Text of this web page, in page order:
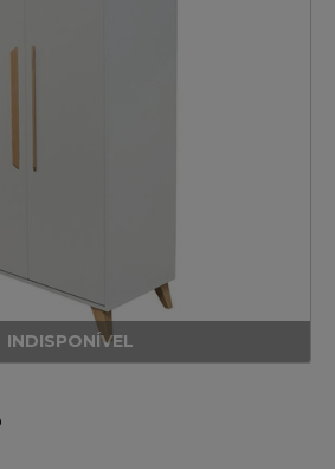
INDISPONÍVEL